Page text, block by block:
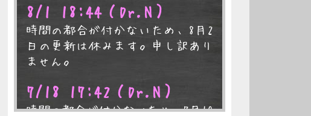
8/1 18:44 （Dr.N）
時間の都合が付かないため、8月2
日の更新は休みます。申し訳あり
ません。
7/18 17:42 （Dr.N）
時間の都合が付かないため、7月19